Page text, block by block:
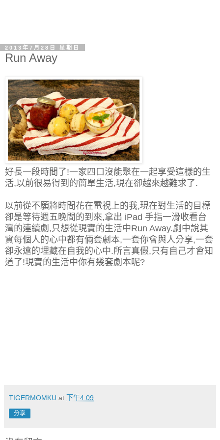
2013年7月28日 星期日
Run Away
好長一段時間了!一家四口沒能聚在一起享受這樣的生
活,以前很易得到的簡單生活,現在卻越來越難求了.
以前從不願將時間花在電視上的我,現在對生活的目標
卻是等待週五晚間的到來,拿出 iPad 手指一滑收看台
灣的連續劇,只想從現實的生活中Run Away.劇中說其
實每個人的心中都有倆套劇本,一套你會與人分享,一套
卻永遠的埋藏在自我的心中.所言真假,只有自己才會知
道了!現實的生活中你有幾套劇本呢?
TIGERMOMKU at 下午4:09
分享